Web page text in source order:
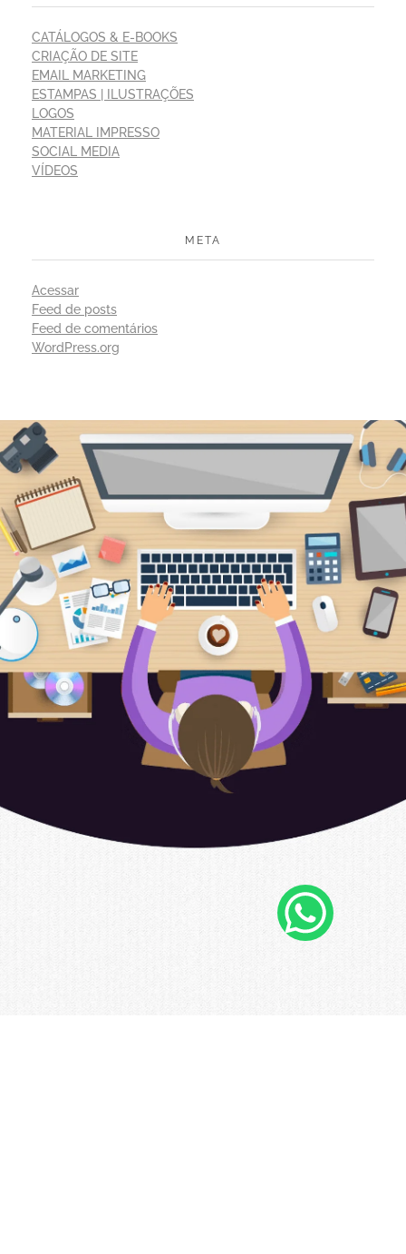
CATÁLOGOS & E-BOOKS
CRIAÇÃO DE SITE
EMAIL MARKETING
ESTAMPAS | ILUSTRAÇÕES
LOGOS
MATERIAL IMPRESSO
SOCIAL MEDIA
VÍDEOS
META
Acessar
Feed de posts
Feed de comentários
WordPress.org